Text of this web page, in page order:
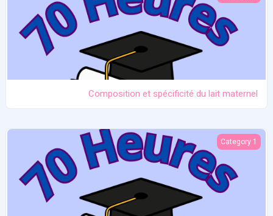
Composition et spécificité du lait maternel
Equipement et technologie de l'allaitement
Category 1